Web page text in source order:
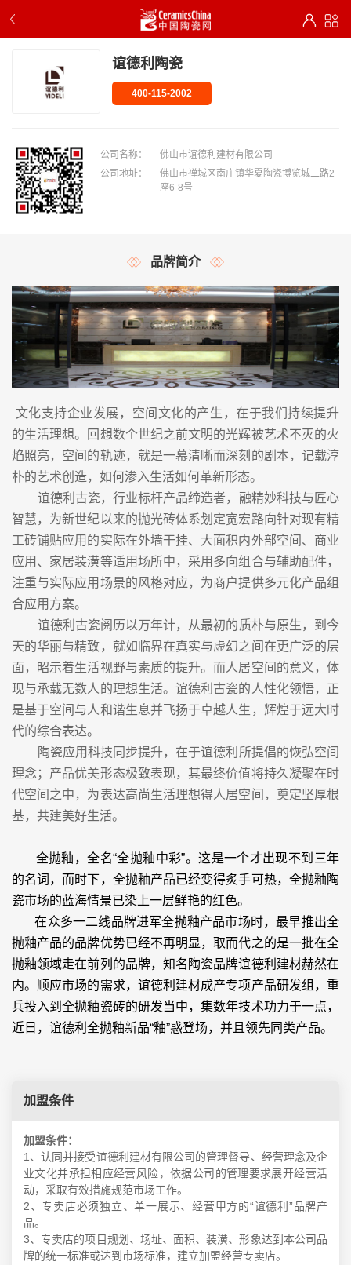
谊德利陶瓷
400-115-2002
公司名称：
佛山市谊德利建材有限公司
公司地址：
佛山市禅城区南庄镇华夏陶瓷博览城二路2
座6-8号
品牌简介
文化支持企业发展，空间文化的产生，在于我们持续提升
的生活理想。回想数个世纪之前文明的光辉被艺术不灭的火
焰照亮，空间的轨迹，就是一幕清晰而深刻的剧本，记载淳
朴的艺术创造，如何渗入生活如何革新形态。
谊德利古瓷，行业标杆产品缔造者，融精妙科技与匠心
智慧，为新世纪以来的抛光砖体系划定宽宏路向针对现有精
工砖铺贴应用的实际在外墙干挂、大面积内外部空间、商业
应用、家居装潢等适用场所中，采用多向组合与辅助配件，
注重与实际应用场景的风格对应，为商户提供多元化产品组
合应用方案。
谊德利古瓷阅历以万年计，从最初的质朴与原生，到今
天的华丽与精致，就如临界在真实与虚幻之间在更广泛的层
面，昭示着生活视野与素质的提升。而人居空间的意义，体
现与承载无数人的理想生活。谊德利古瓷的人性化领悟，正
是基于空间与人和谐生息并飞扬于卓越人生，辉煌于远大时
代的综合表达。
陶瓷应用科技同步提升，在于谊德利所提倡的恢弘空间
理念；产品优美形态极致表现，其最终价值将持久凝聚在时
代空间之中，为表达高尚生活理想得人居空间，奠定坚厚根
基，共建美好生活。
全抛釉 ，全名“全抛釉中彩”。这是一个才出现不到三年
的名词，而时下，全抛釉产品已经变得炙手可热，全抛釉陶
瓷市场的蓝海情景已染上一层鲜艳的红色。
在众多一二线品牌进军全抛釉产品市场时，最早推出全
抛釉产品的品牌优势已经不再明显，取而代之的是一批在全
抛釉领域走在前列的品牌，知名陶瓷品牌谊德利建材赫然在
内。顺应市场的需求，谊德利建材成产专项产品研发组，重
兵投入到全抛釉瓷砖的研发当中，集数年技术功力于一点，
近日，谊德利全抛釉新品“釉”惑登场，并且领先同类产品。
加盟条件
加盟条件：
1、认同并接受谊德利建材有限公司的管理督导、经营理念及企
业文化并承担相应经营风险，依据公司的管理要求展开经营活
动，采取有效措施规范市场工作。
2、专卖店必须独立、单一展示、经营甲方的“谊德利”品牌产
品。
3、专卖店的项目规划、场址、面积、装潢、形象达到本公司品
牌的统一标准或达到市场标准，建立加盟经营专卖店。